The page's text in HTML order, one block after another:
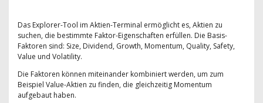
Das Explorer-Tool im Aktien-Terminal ermöglicht es, Aktien zu
suchen, die bestimmte Faktor-Eigenschaften erfüllen. Die Basis-
Faktoren sind: Size, Dividend, Growth, Momentum, Quality, Safety,
Value und Volatility.
Die Faktoren können miteinander kombiniert werden, um zum
Beispiel Value-Aktien zu finden, die gleichzeitig Momentum
aufgebaut haben.